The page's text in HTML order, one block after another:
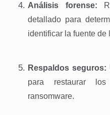
Análisis forense:
detallado para
identificar la fuente de
Respaldos seguros:
para restaurar
ransomware.